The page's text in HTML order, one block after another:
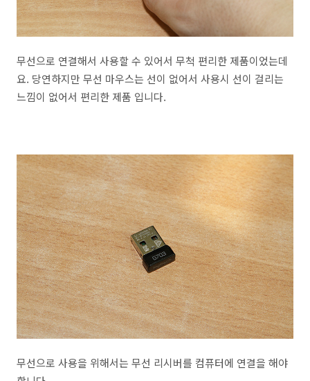
무선으로 연결해서 사용할 수 있어서 무척 편리한 제품이었는데
요. 당연하지만 무선 마우스는 선이 없어서 사용시 선이 걸리는
느낌이 없어서 편리한 제품 입니다.
무선으로 사용을 위해서는 무선 리시버를 컴퓨터에 연결을 해야